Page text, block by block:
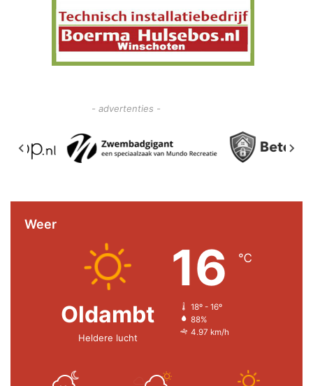
- advertenties -
Weer
Oldambt
Heldere lucht
16 ℃
18º - 16º
88%
4.97 km/h